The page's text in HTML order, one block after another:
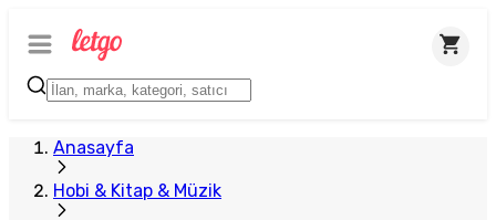
Anasayfa
Hobi & Kitap & Müzik